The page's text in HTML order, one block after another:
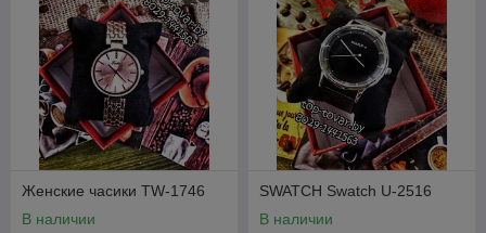
Женские часики ТW-1746
В наличии
SWATCH Swatch U-2516
В наличии